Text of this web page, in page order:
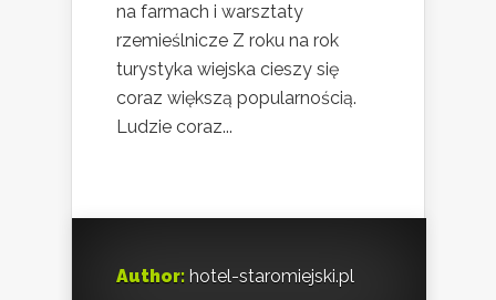
na farmach i warsztaty
rzemieślnicze Z roku na rok
turystyka wiejska cieszy się
coraz większą popularnością.
Ludzie coraz...
Author: hotel-staromiejski.pl